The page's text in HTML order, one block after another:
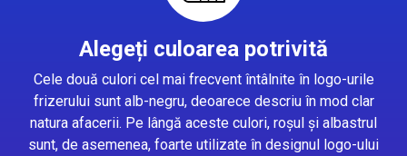
Alegeți culoarea potrivită
Cele două culori cel mai frecvent întâlnite în logo-urile
frizerului sunt alb-negru, deoarece descriu în mod clar
natura afacerii. Pe lângă aceste culori, roșul și albastrul
sunt, de asemenea, foarte utilizate în designul logo-ului